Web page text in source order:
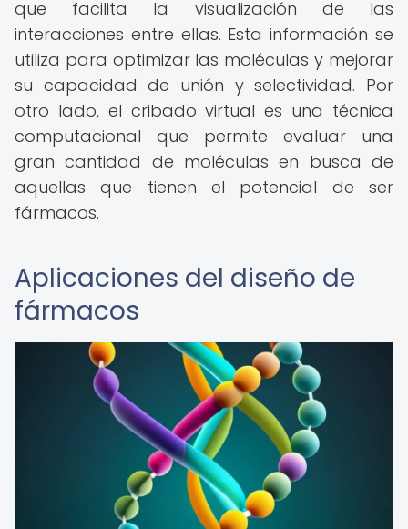
que facilita la visualización de las
interacciones entre ellas. Esta información se
utiliza para optimizar las moléculas y mejorar
su capacidad de unión y selectividad. Por
otro lado, el cribado virtual es una técnica
computacional que permite evaluar una
gran cantidad de moléculas en busca de
aquellas que tienen el potencial de ser
fármacos.
Aplicaciones del diseño de
fármacos